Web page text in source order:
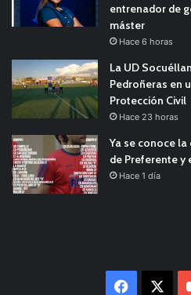
entrenador de
máster
Hace 6 horas
La UD
Pedroñeras en
Protección Civil
Hace 23 horas
Ya se conoce
de Preferente y
Hace 1 día